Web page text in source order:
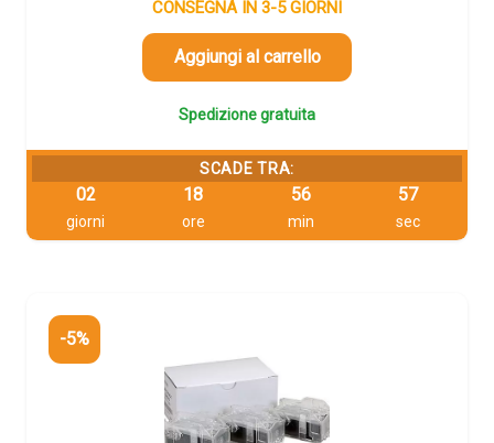
originale
era:
329,05 €.
CONSEGNA IN 3-5 GIORNI
Aggiungi al carrello
Spedizione gratuita
SCADE TRA:
02
giorni
18
ore
56
min
56
sec
-5%